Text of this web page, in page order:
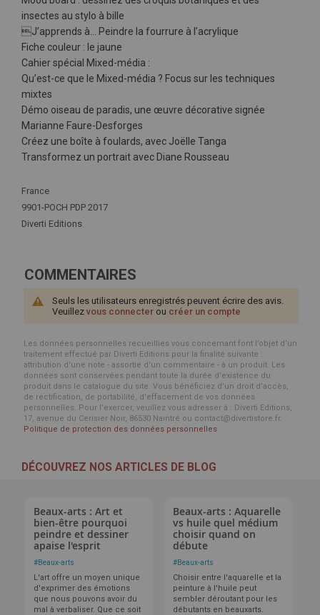
insectes au stylo à bille
J’apprends à… Peindre la fourrure à l’acrylique
Fiche couleur : le jaune
Cahier spécial Mixed-média :
Qu’est-ce que le Mixed-média ? Focus sur les techniques
mixtes
Démo oiseau de paradis, une œuvre décorative signée
Marianne Faure-Desforges
Créez une boîte à foulards, avec Joëlle Tanga
Transformez un portrait avec Diane Rousseau
Plus
d'infos
France
9901-POCH PDP 2017
Diverti Editions
COMMENTAIRES
Seuls les utilisateurs enregistrés peuvent écrire des avis.
Veuillez vous connecter ou créer un compte
Les données personnelles recueillies vous concernant font l’objet d’un
traitement effectué par Diverti Editions pour la finalité suivante :
attribution d'une note - assortie d'un commentaire - à un produit. Les
données sont conservées pendant toute la durée d'existence du
produit dans le catalogue du site. Vous bénéficiez d’un droit d’accès,
de rectification, de portabilité, d’effacement de vos données
personnelles. Pour l’exercer, veuillez vous adresser à : Diverti Editions,
17, avenue du Cerisier Noir, 86530 Naintré ou contact@divertistore.fr.
Politique de protection des données personnelles
DÉCOUVREZ NOS ARTICLES DE BLOG
Beaux-arts : Art et
bien-être pourquoi
peindre et dessiner
apaise l'esprit
#Beaux-arts
L'art offre un moyen unique
d'exprimer des émotions
que nous pouvons avoir du
mal à verbaliser. Que ce soit
Beaux-arts : Aquarelle
vs huile quel médium
choisir quand on
débute
#Beaux-arts
Choisir entre l'aquarelle et la
peinture à l'huile peut
sembler déroutant pour les
débutants en beauxarts.